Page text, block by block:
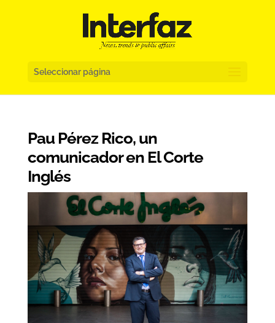
Seleccionar página
Pau Pérez Rico, un
comunicador en El Corte
Inglés